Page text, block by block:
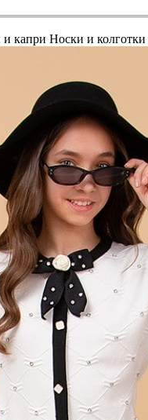
капри Носки и колготки